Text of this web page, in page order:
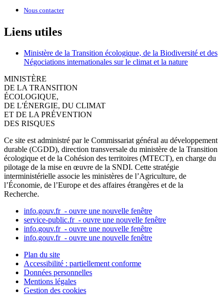
Nous contacter
Liens utiles
Ministère de la Transition écologique, de la Biodiversité et des
Négociations internationales sur le climat et la nature
MINISTÈRE
DE LA TRANSITION
ÉCOLOGIQUE,
DE L'ÉNERGIE, DU CLIMAT
ET DE LA PRÉVENTION
DES RISQUES
Ce site est administré par le Commissariat général au développement
durable (CGDD), direction transversale du ministère de la Transition
écologique et de la Cohésion des territoires (MTECT), en charge du
pilotage de la mise en œuvre de la SNDI. Cette stratégie
interministérielle associe les ministères de l’Agriculture, de
l’Économie, de l’Europe et des affaires étrangères et de la
Recherche.
info.gouv.fr - ouvre une nouvelle fenêtre
service-public.fr - ouvre une nouvelle fenêtre
info.gouv.fr - ouvre une nouvelle fenêtre
info.gouv.fr - ouvre une nouvelle fenêtre
Plan du site
Accessibilité : partiellement conforme
Données personnelles
Mentions légales
Gestion des cookies